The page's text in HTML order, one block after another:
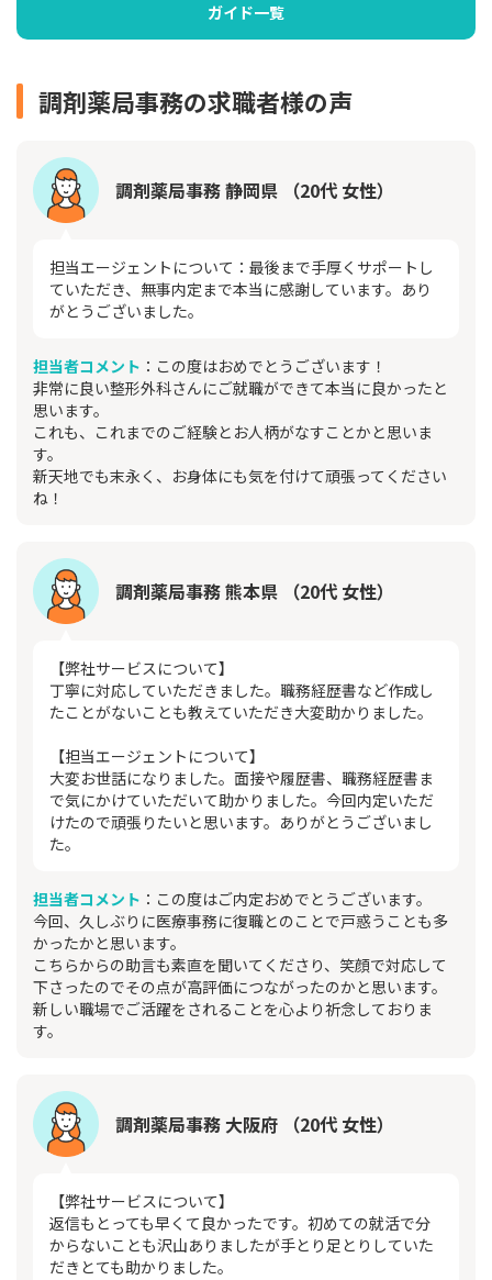
ガイド一覧
調剤薬局事務の求職者様の声
調剤薬局事務 静岡県 （20代 女性）
担当エージェントについて：最後まで手厚くサポートし
ていただき、無事内定まで本当に感謝しています。あり
がとうございました。
担当者コメント ：この度はおめでとうございます！
非常に良い整形外科さんにご就職ができて本当に良かったと
思います。
これも、これまでのご経験とお人柄がなすことかと思いま
す。
新天地でも末永く、お身体にも気を付けて頑張ってください
ね！
調剤薬局事務 熊本県 （20代 女性）
【弊社サービスについて】
丁寧に対応していただきました。職務経歴書など作成し
たことがないことも教えていただき大変助かりました。
【担当エージェントについて】
大変お世話になりました。面接や履歴書、職務経歴書ま
で気にかけていただいて助かりました。今回内定いただ
けたので頑張りたいと思います。ありがとうございまし
た。
担当者コメント ：この度はご内定おめでとうございます。
今回、久しぶりに医療事務に復職とのことで戸惑うことも多
かったかと思います。
こちらからの助言も素直を聞いてくださり、笑顔で対応して
下さったのでその点が高評価につながったのかと思います。
新しい職場でご活躍をされることを心より祈念しておりま
す。
調剤薬局事務 大阪府 （20代 女性）
【弊社サービスについて】
返信もとっても早くて良かったです。初めての就活で分
からないことも沢山ありましたが手とり足とりしていた
だきとても助かりました。